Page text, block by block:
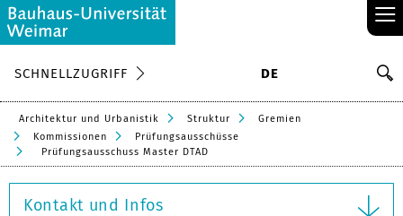
≡
SCHNELLZUGRIFF DE
Architektur und Urbanistik Struktur
Gremien
Kommissionen
Prüfungsausschüsse
Prüfungsausschuss Master DTAD
Kontakt und Infos